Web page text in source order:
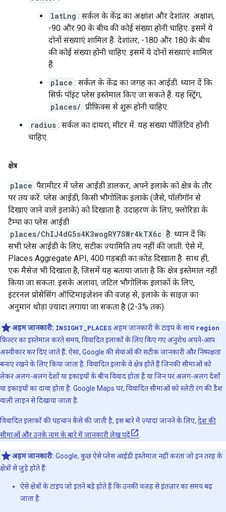
latLng : सर्कल के केंद्र का अक्षांश और देशांतर. अक्षांश,
-90 और 90 के बीच की कोई संख्या होनी चाहिए. इसमें ये
दोनों संख्याएं शामिल हैं. देशांतर, -180 और 180 के बीच
की कोई संख्या होनी चाहिए. इसमें ये दोनों संख्याएं शामिल
हैं.
place : सर्कल के केंद्र का जगह का आईडी. ध्यान दें कि
सिर्फ़ पॉइंट प्लेस इस्तेमाल किए जा सकते हैं. यह स्ट्रिंग,
places/ प्रीफ़िक्स से शुरू होनी चाहिए.
radius : सर्कल का दायरा, मीटर में. यह संख्या पॉज़िटिव होनी
चाहिए.
क्षेत्र
place पैरामीटर में प्लेस आईडी डालकर, अपने इलाके को क्षेत्र के तौर
पर तय करें. प्लेस आईडी, किसी भौगोलिक इलाके (जैसे, पॉलीगॉन से
दिखाए जाने वाले इलाके) को दिखाता है. उदाहरण के लिए, फ़्लोरिडा के
टैम्पा का प्लेस आईडी
places/ChIJ4dG5s4K3wogRY7SWr4kTX6c है. ध्यान दें कि
सभी प्लेस आईडी के लिए, सटीक ज्यामिति तय नहीं की जाती. ऐसे में,
Places Aggregate API, 400 गड़बड़ी का कोड दिखाता है. साथ ही,
एक मैसेज भी दिखाता है, जिसमें यह बताया जाता है कि क्षेत्र इस्तेमाल नहीं
किया जा सकता. इसके अलावा, जटिल भौगोलिक इलाकों के लिए,
इंटरनल प्रोसेसिंग ऑप्टिमाइज़ेशन की वजह से, इलाके के साइज़ का
अनुमान थोड़ा ज़्यादा लगाया जा सकता है (2-3% तक).
अहम जानकारी: INSIGHT_PLACESअहम जानकारी के टाइप के साथ region
फ़िल्टर का इस्तेमाल करते समय, विवादित इलाकों के लिए किए गए अनुरोध अपने-आप
अस्वीकार कर दिए जाते हैं. ऐसा, Google की सेवाओं की सटीक जानकारी और निष्पक्षता
बनाए रखने के लिए किया जाता है. विवादित इलाके वे क्षेत्र होते हैं जिनकी सीमाओं को
लेकर अलग-अलग देशों या इकाइयों के बीच विवाद होता है या जिन पर अलग-अलग देशों
या इकाइयों का दावा होता है. Google Maps पर, विवादित सीमाओं को स्लेटी रंग की डैश
वाली लाइन से दिखाया जाता है.
विवादित इलाकों की पहचान कैसे की जाती है, इस बारे में ज़्यादा जानने के लिए, देश की
सीमाओं और उनके नाम के बारे में जानकारी लेख पढ़ें
अहम जानकारी: Google, कुछ ऐसे प्लेस आईडी इस्तेमाल नहीं करता जो इन तरह के
क्षेत्रों से जुड़े होते हैं:
ऐसे क्षेत्रों के टाइप जो इतने बड़े होते हैं कि उनकी वजह से इंतज़ार का समय बढ़
जाता है.